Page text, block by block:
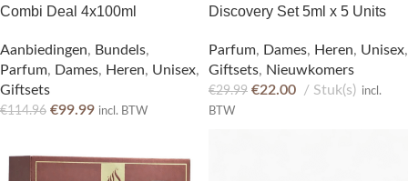
Combi Deal 4x100ml
Aanbiedingen, Bundels,
Parfum, Dames, Heren, Unisex,
Giftsets
€114.96 €99.99 incl. BTW
Discovery Set 5ml x 5 Units
Parfum, Dames, Heren, Unisex,
Giftsets, Nieuwkomers
€29.99 €22.00 Stuk(s) incl.
BTW